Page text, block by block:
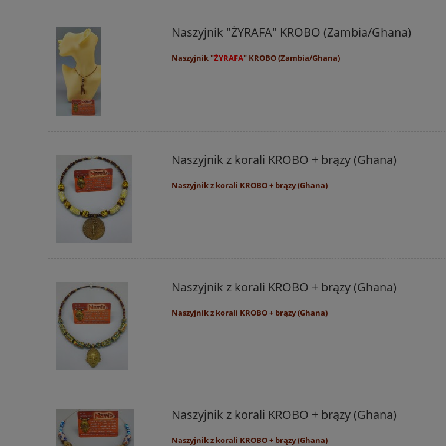
Naszyjnik "ŻYRAFA" KROBO (Zambia/Ghana)
Naszyjnik "ŻYRAFA" KROBO (Zambia/Ghana)
Naszyjnik z korali KROBO + brązy (Ghana)
Naszyjnik z korali KROBO + brązy (Ghana)
Naszyjnik z korali KROBO + brązy (Ghana)
Naszyjnik z korali KROBO + brązy (Ghana)
Naszyjnik z korali KROBO + brązy (Ghana)
Naszyjnik z korali KROBO + brązy (Ghana)